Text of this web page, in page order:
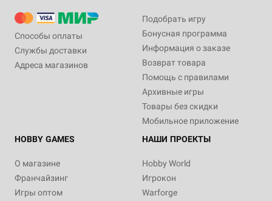
Способы оплаты
Службы доставки
Адреса магазинов
Подобрать игру
Бонусная программа
Информация о заказе
Возврат товара
Помощь с правилами
Архивные игры
Товары без скидки
Мобильное приложение
HOBBY GAMES
О магазине
Франчайзинг
Игры оптом
НАШИ ПРОЕКТЫ
Hobby World
Игрокон
Warforge